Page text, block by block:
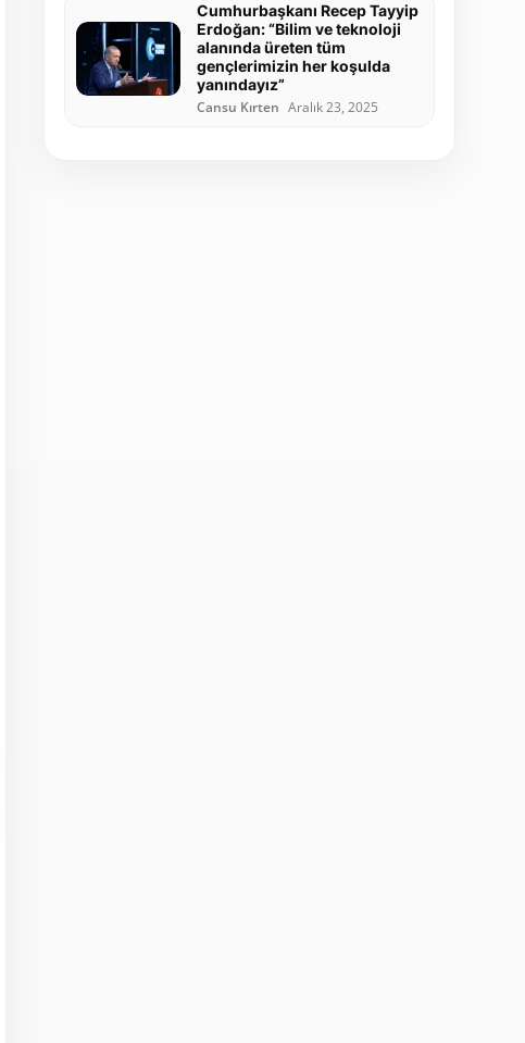
Cumhurbaşkanı Recep Tayyip
Erdoğan: “Bilim ve teknoloji
alanında üreten tüm
gençlerimizin her koşulda
yanındayız”
Cansu Kırten Aralık 23, 2025